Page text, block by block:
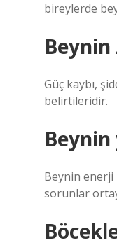
bireylerde
Beynin
Güç kaybı,
belirtileridir.
Beynin
Beynin enerji
sorunlar